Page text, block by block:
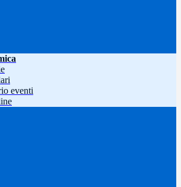
eventi